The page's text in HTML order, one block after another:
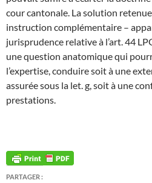
cour cantonale. La solution
instruction complémentaire –
jurisprudence relative à l’art. 44
une question anatomique qui
l’expertise, conduire soit à une
assurée sous la let. g, soit à une
prestations.
PARTAGER :